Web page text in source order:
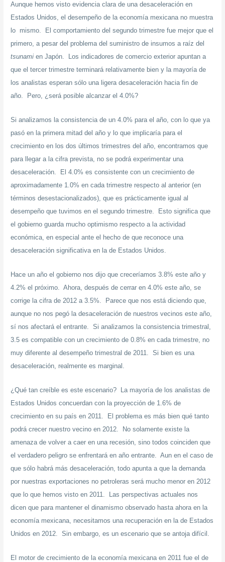
Aunque hemos visto evidencia clara de una desaceleración en
Estados Unidos, el desempeño de la economía mexicana no muestra
lo mismo. El comportamiento del segundo trimestre fue mejor que el
primero, a pesar del problema del suministro de insumos a raíz del
tsunami en Japón. Los indicadores de comercio exterior apuntan a
que el tercer trimestre terminará relativamente bien y la mayoría de
los analistas esperan sólo una ligera desaceleración hacia fin de
año. Pero, ¿será posible alcanzar el 4.0%?
Si analizamos la consistencia de un 4.0% para el año, con lo que ya
pasó en la primera mitad del año y lo que implicaría para el
crecimiento en los dos últimos trimestres del año, encontramos que
para llegar a la cifra prevista, no se podrá experimentar una
desaceleración. El 4.0% es consistente con un crecimiento de
aproximadamente 1.0% en cada trimestre respecto al anterior (en
términos desestacionalizados), que es prácticamente igual al
desempeño que tuvimos en el segundo trimestre. Esto significa que
el gobierno guarda mucho optimismo respecto a la actividad
económica, en especial ante el hecho de que reconoce una
desaceleración significativa en la de Estados Unidos.
Hace un año el gobierno nos dijo que creceríamos 3.8% este año y
4.2% el próximo. Ahora, después de cerrar en 4.0% este año, se
corrige la cifra de 2012 a 3.5%. Parece que nos está diciendo que,
aunque no nos pegó la desaceleración de nuestros vecinos este año,
sí nos afectará el entrante. Si analizamos la consistencia trimestral,
3.5 es compatible con un crecimiento de 0.8% en cada trimestre, no
muy diferente al desempeño trimestral de 2011. Si bien es una
desaceleración, realmente es marginal.
¿Qué tan creíble es este escenario? La mayoría de los analistas de
Estados Unidos concuerdan con la proyección de 1.6% de
crecimiento en su país en 2011. El problema es más bien qué tanto
podrá crecer nuestro vecino en 2012. No solamente existe la
amenaza de volver a caer en una recesión, sino todos coinciden que
el verdadero peligro se enfrentará en año entrante. Aun en el caso de
que sólo habrá más desaceleración, todo apunta a que la demanda
por nuestras exportaciones no petroleras será mucho menor en 2012
que lo que hemos visto en 2011. Las perspectivas actuales nos
dicen que para mantener el dinamismo observado hasta ahora en la
economía mexicana, necesitamos una recuperación en la de Estados
Unidos en 2012. Sin embargo, es un escenario que se antoja difícil.
El motor de crecimiento de la economía mexicana en 2011 fue el de